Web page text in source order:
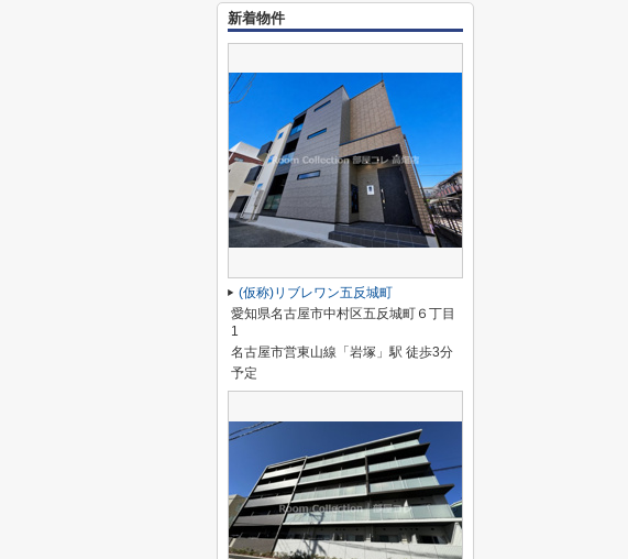
新着物件
(仮称)リブレワン五反城町
愛知県名古屋市中村区五反城町６丁目
1
名古屋市営東山線「岩塚」駅 徒歩3分
予定